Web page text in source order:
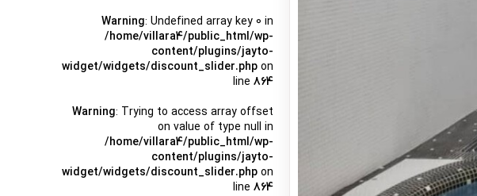
Warning: Undefined array key 0 in
/home/villara4/public_html/wp-
content/plugins/jayto-
widget/widgets/discount_slider.php on
line864
Warning: Trying to access array offset
on value of type null in
/home/villara4/public_html/wp-
content/plugins/jayto-
widget/widgets/discount_slider.php on
line864